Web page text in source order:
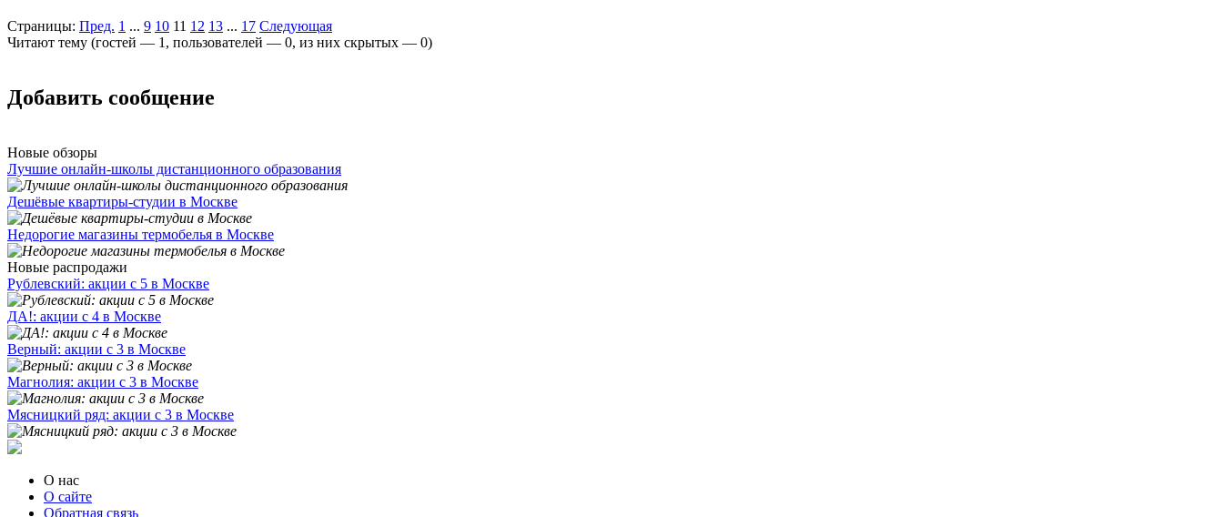
Страницы: Пред. 1 ... 9 10 11 12 13 ... 17 Следующая
Читают тему (гостей — 1 , пользователей — 0, из них скрытых — 0)
Добавить сообщение
Новые обзоры
Лучшие онлайн-школы дистанционного образования
Дешёвые квартиры-студии в Москве
Недорогие магазины термобелья в Москве
Новые распродажи
Рублевский: акции с 5 в Москве
ДА!: акции с 4 в Москве
Верный: акции с 3 в Москве
Магнолия: акции с 3 в Москве
Мясницкий ряд: акции с 3 в Москве
О нас
О сайте
Обратная связь